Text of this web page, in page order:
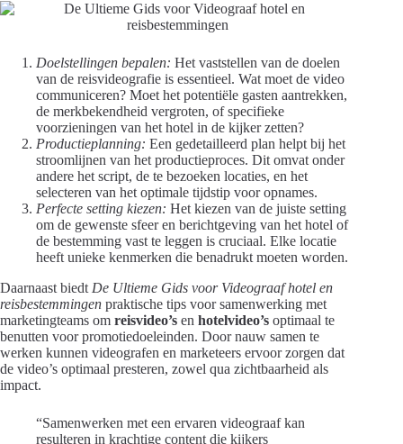
Doelstellingen bepalen: Het vaststellen van de doelen
van de reisvideografie is essentieel. Wat moet de video
communiceren? Moet het potentiële gasten aantrekken,
de merkbekendheid vergroten, of specifieke
voorzieningen van het hotel in de kijker zetten?
Productieplanning: Een gedetailleerd plan helpt bij het
stroomlijnen van het productieproces. Dit omvat onder
andere het script, de te bezoeken locaties, en het
selecteren van het optimale tijdstip voor opnames.
Perfecte setting kiezen: Het kiezen van de juiste setting
om de gewenste sfeer en berichtgeving van het hotel of
de bestemming vast te leggen is cruciaal. Elke locatie
heeft unieke kenmerken die benadrukt moeten worden.
Daarnaast biedt De Ultieme Gids voor Videograaf hotel en
reisbestemmingen praktische tips voor samenwerking met
marketingteams om reisvideo’s en hotelvideo’s optimaal te
benutten voor promotiedoeleinden. Door nauw samen te
werken kunnen videografen en marketeers ervoor zorgen dat
de video’s optimaal presteren, zowel qua zichtbaarheid als
impact.
“Samenwerken met een ervaren videograaf kan
resulteren in krachtige content die kijkers